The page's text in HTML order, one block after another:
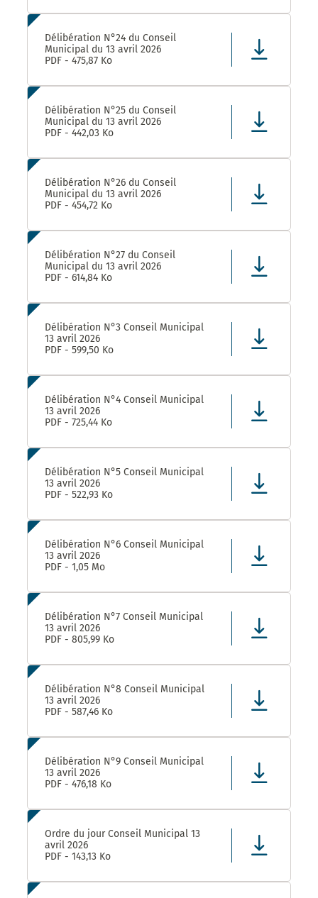
Délibération N°24 du Conseil
Municipal du 13 avril 2026
PDF - 475,87 Ko
Délibération N°25 du Conseil
Municipal du 13 avril 2026
PDF - 442,03 Ko
Délibération N°26 du Conseil
Municipal du 13 avril 2026
PDF - 454,72 Ko
Délibération N°27 du Conseil
Municipal du 13 avril 2026
PDF - 614,84 Ko
Délibération N°3 Conseil Municipal
13 avril 2026
PDF - 599,50 Ko
Délibération N°4 Conseil Municipal
13 avril 2026
PDF - 725,44 Ko
Délibération N°5 Conseil Municipal
13 avril 2026
PDF - 522,93 Ko
Délibération N°6 Conseil Municipal
13 avril 2026
PDF - 1,05 Mo
Délibération N°7 Conseil Municipal
13 avril 2026
PDF - 805,99 Ko
Délibération N°8 Conseil Municipal
13 avril 2026
PDF - 587,46 Ko
Délibération N°9 Conseil Municipal
13 avril 2026
PDF - 476,18 Ko
Ordre du jour Conseil Municipal 13
avril 2026
PDF - 143,13 Ko